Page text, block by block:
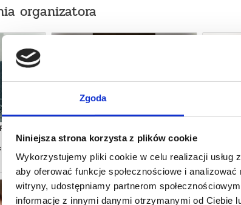
Zgoda
Niniejsza strona korzysta z plików cookie
Wykorzystujemy pliki cookie w celu realizacji usług
aby oferować funkcje społecznościowe i
witryny, udostępniamy partnerom
informacje z innymi danymi otrzymanymi od Ciebie
organizatora
kup bilet
kup bilet